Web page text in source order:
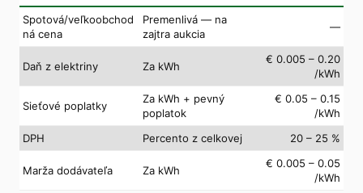
Spotová/veľkoobchod
ná cena
Premenlivá — na
zajtra aukcia
—
Daň z elektriny Za kWh
€ 0.005 – 0.20
/kWh
Sieťové poplatky
Za kWh + pevný
poplatok
€ 0.05 – 0.15
/kWh
DPH
Percento z celkovej 20 – 25 %
Marža dodávateľa Za kWh
€ 0.005 – 0.05
/kWh